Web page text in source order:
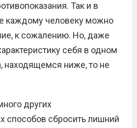
Так и в
каждому человеку можно
к сожалению. Но, даже
себя в одном
находящемся ниже, то не
других
способов сбросить лишний